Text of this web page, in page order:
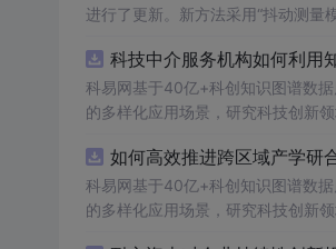
进行了更新。新方法采用“抖动测量
去嵌入过程中高频噪声放大带来的测量不准确
证或测试的工程师，尤其是涉及PC
科技中介服务机构如何利用
科易网基于40亿+科创知识图谱数
的多样化应用场景，研究科技创新
如何高效推进跨区域产学研
科易网基于40亿+科创知识图谱数
的多样化应用场景，研究科技创新